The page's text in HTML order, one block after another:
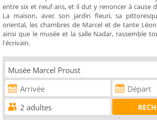
entre six et neuf ans, et il dut y renoncer à cause
La maison, avec son jardin fleuri, sa
oriental, les chambres de Marcel et de tante
ainsi que le musée et la salle Nadar, rassemble
l'écrivain.